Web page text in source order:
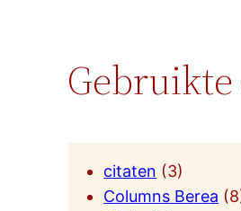
citaten (3)
Columns Berea